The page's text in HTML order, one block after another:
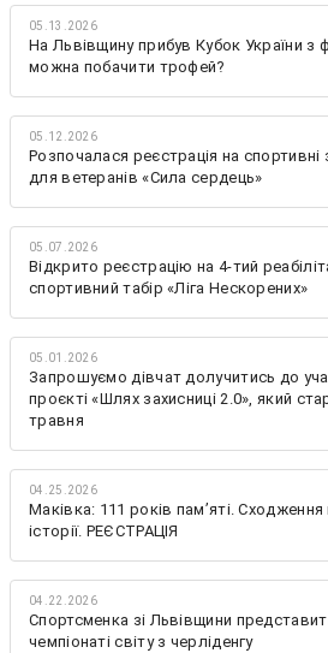
05.13.2026
На Львівщину прибув Кубок України з
можна побачити трофей?
05.12.2026
Розпочалася реєстрація на спортивні
для ветеранів «Сила сердець»
05.07.2026
Відкрито реєстрацію на 4-тий
спортивний табір «Ліга Нескорених»
05.01.2026
Запрошуємо дівчат долучитись до
проєкті «Шлях захисниці 2.0», який
травня
04.25.2026
Маківка: 111 років пам’яті.
історії. РЕЄСТРАЦІЯ
04.22.2026
Спортсменка зі Львівщини
чемпіонаті світу з черліденгу